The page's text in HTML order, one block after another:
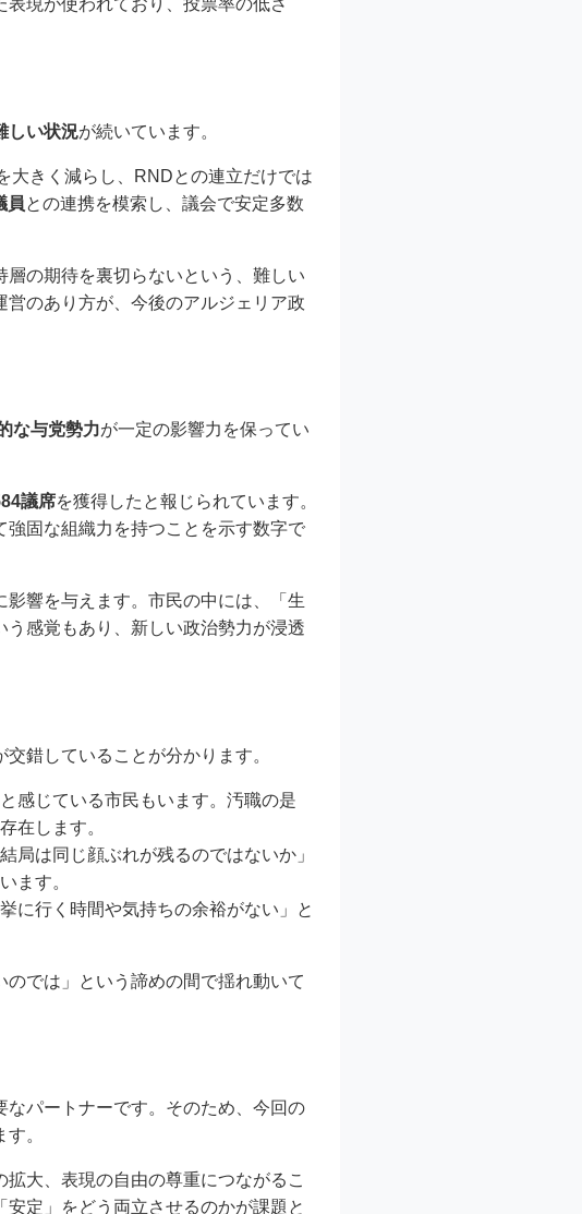
現が使われており、投票率の低さ
しい状況が続いています。
大きく減らし、RNDとの連立だけでは
員との連携を模索し、議会で安定多数
の期待を裏切らないという、難しい
のあり方が、今後のアルジェリア政
な与党勢力が一定の影響力を保ってい
議席を獲得したと報じられています。
固な組織力を持つことを示す数字で
響を与えます。市民の中には、「生
感覚もあり、新しい政治勢力が浸透
錯していることが分かります。
感じている市民もいます。汚職の是
在します。
局は同じ顔ぶれが残るのではないか」
ます。
に行く時間や気持ちの余裕がない」と
では」という諦めの間で揺れ動いて
パートナーです。そのため、今回の
。
大、表現の自由の尊重につながるこ
定」をどう両立させるのかが課題と